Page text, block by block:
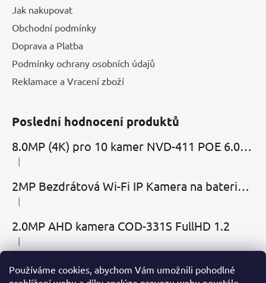
Používáme cookies, abychom Vám umožnili pohodlné
Jak nakupovat
Obchodní podmínky
Doprava a Platba
Podmínky ochrany osobních údajů
Reklamace a Vracení zboží
Poslední hodnocení produktů
8.0MP (4K) pro 10 kamer NVD-411 POE 6.0 Cloud
Hodnocení produktu je 5 z 5 hvězdiček.
|
2MP Bezdrátová Wi-Fi IP Kamera na baterie MBC-Cubic s mikrofonem, reproduktorem a slotem microSD
Hodnocení produktu je 2 z 5 hvězdiček.
|
2.0MP AHD kamera COD-331S FullHD 1.2
Hodnocení produktu je 5 z 5 hvězdiček.
|